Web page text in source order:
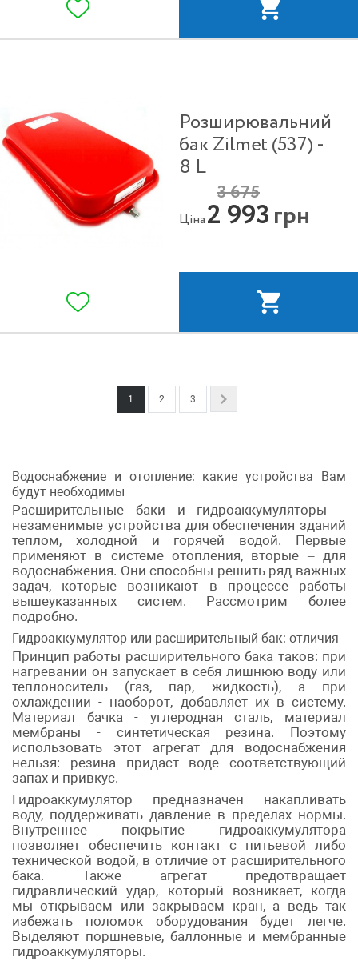
Розширювальний
бак Zilmet (537) -
8 L
Ціна
3 675
2 993грн
1 2
3
Next
Водоснабжение и отопление: какие устройства Вам
будут необходимы
Расширительные баки и гидроаккумуляторы –
незаменимые устройства для обеспечения зданий
теплом, холодной и горячей водой. Первые
применяют в системе отопления, вторые – для
водоснабжения. Они способны решить ряд важных
задач, которые возникают в процессе работы
вышеуказанных систем. Рассмотрим более
подробно.
Гидроаккумулятор или расширительный бак: отличия
Принцип работы расширительного бака таков: при
нагревании он запускает в себя лишнюю воду или
теплоноситель (газ, пар, жидкость), а при
охлаждении - наоборот, добавляет их в систему.
Материал бачка - углеродная сталь, материал
мембраны - синтетическая резина. Поэтому
использовать этот агрегат для водоснабжения
нельзя: резина придаст воде соответствующий
запах и привкус.
Гидроаккумулятор предназначен накапливать
воду, поддерживать давление в пределах нормы.
Внутреннее покрытие гидроаккумулятора
позволяет обеспечить контакт с питьевой либо
технической водой, в отличие от расширительного
бака. Также агрегат предотвращает
гидравлический удар, который возникает, когда
мы открываем или закрываем кран, а ведь так
избежать поломок оборудования будет легче.
Выделяют поршневые, баллонные и мембранные
гидроаккумуляторы.